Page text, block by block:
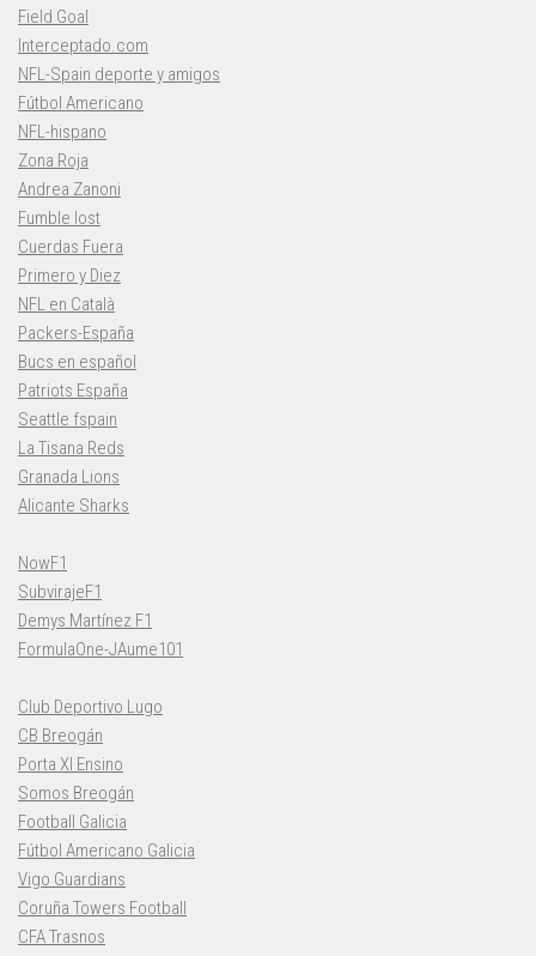
Field Goal
Interceptado.com
NFL-Spain deporte y amigos
Fútbol Americano
NFL-hispano
Zona Roja
Andrea Zanoni
Fumble lost
Cuerdas Fuera
Primero y Diez
NFL en Català
Packers-España
Bucs en español
Patriots España
Seattle fspain
La Tisana Reds
Granada Lions
Alicante Sharks
NowF1
SubvirajeF1
Demys Martínez F1
FormulaOne-JAume101
Club Deportivo Lugo
CB Breogán
Porta XI Ensino
Somos Breogán
Football Galicia
Fútbol Americano Galicia
Vigo Guardians
Coruña Towers Football
CFA Trasnos